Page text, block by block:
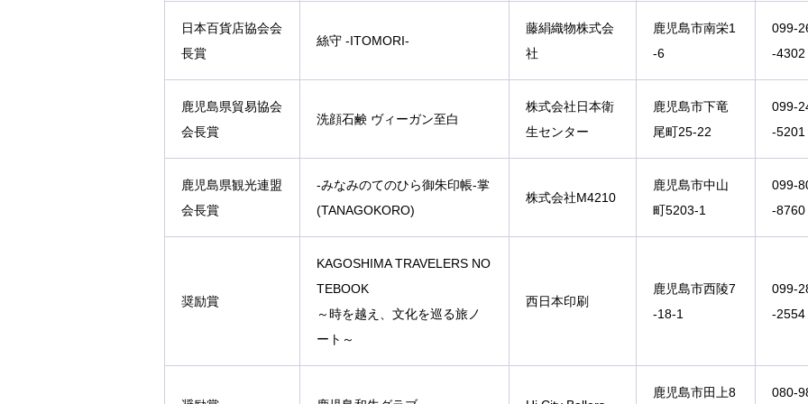
日本百貨店協会会
長賞
絲守 -ITOMORI-
藤絹織物株式会
社
鹿児島市南栄1
-6
099-
-4302
鹿児島県貿易協会
会長賞
洗顔石鹸 ヴィーガン至白
株式会社日本衛
生センター
鹿児島市下竜
尾町25-22
099-
-5201
鹿児島県観光連盟
会長賞
-みなみのてのひら御朱印帳-掌
(TANAGOKORO)
株式会社M4210
鹿児島市中山
町5203-1
099-
-8760
奨励賞
KAGOSHIMA TRAVELERS NO
TEBOOK
～時を越え、文化を巡る旅ノ
ート～
西日本印刷
鹿児島市西陵7
-18-1
099-
-2554
鹿児島市田上8 080-